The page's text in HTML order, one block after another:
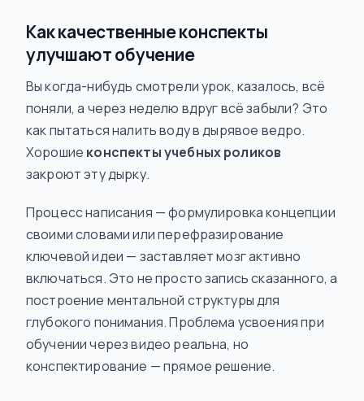
Как качественные конспекты
улучшают обучение
Вы когда-нибудь смотрели урок, казалось, всё
поняли, а через неделю вдруг всё забыли? Это
как пытаться налить воду в дырявое ведро.
Хорошие конспекты учебных роликов
закроют эту дырку.
Процесс написания — формулировка концепции
своими словами или перефразирование
ключевой идеи — заставляет мозг активно
включаться. Это не просто запись сказанного, а
построение ментальной структуры для
глубокого понимания. Проблема усвоения при
обучении через видео реальна, но
конспектирование — прямое решение.